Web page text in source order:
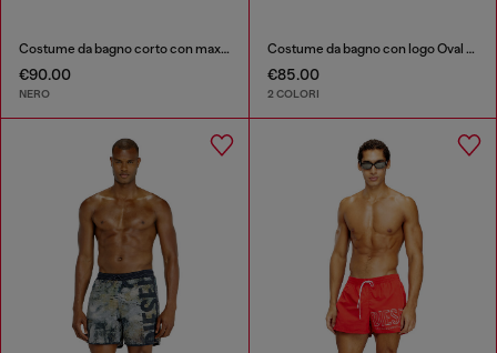
Costume da bagno corto con maxi logo
€90.00
NERO
Costume da bagno con logo Oval D metallizzato
€85.00
2 COLORI